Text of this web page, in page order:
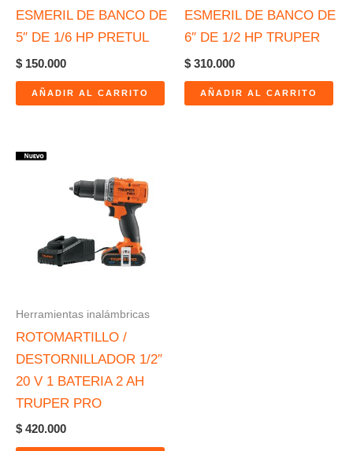
ESMERIL DE BANCO DE
5″ DE 1/6 HP PRETUL
$ 150.000
AÑADIR AL CARRITO
ESMERIL DE BANCO DE
6″ DE 1/2 HP TRUPER
$ 310.000
AÑADIR AL CARRITO
Herramientas inalámbricas
ROTOMARTILLO /
DESTORNILLADOR 1/2″
20 V 1 BATERIA 2 AH
TRUPER PRO
$ 420.000